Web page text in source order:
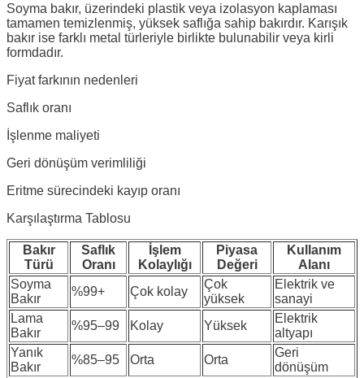
Soyma bakır, üzerindeki plastik veya izolasyon kaplaması
tamamen temizlenmiş, yüksek saflığa sahip bakırdır. Karışık
bakır ise farklı metal türleriyle birlikte bulunabilir veya kirli
formdadır.
Fiyat farkının nedenleri
Saflık oranı
İşlenme maliyeti
Geri dönüşüm verimliliği
Eritme sürecindeki kayıp oranı
Karşılaştırma Tablosu
Bakır
Türü
Saflık
Oranı
İşlem
Kolaylığı
Piyasa
Değeri
Kullanım
Alanı
Soyma
Bakır
%99+ Çok kolay
Çok
yüksek
Elektrik ve
sanayi
Lama
Bakır
%95–99 Kolay Yüksek
Elektrik
altyapı
Yanık
Bakır
%85–95 Orta Orta
Geri
dönüşüm